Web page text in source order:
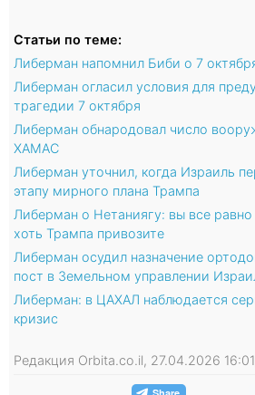
Статьи по теме:
Либерман напомнил Биби о 7
Либерман огласил условия для
трагедии 7 октября
Либерман обнародовал число
ХАМАС
Либерман уточнил, когда Израиль
этапу мирного плана Трампа
Либерман о Нетаниягу: вы все
хоть Трампа привозите
Либерман осудил назначение
пост в Земельном управлении
Либерман: в ЦАХАЛ наблюдается
кризис
Редакция Orbita.co.il, 27.04.2026